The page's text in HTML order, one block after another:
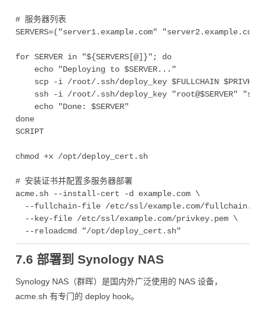
# 服务器列表
SERVERS=("server1.example.com"
for SERVER in "${SERVERS[@]}"; do
    echo "Deploying to $SERVER..."
scp -i /root/.ssh/deploy_key $FULLCHAIN
ssh -i /root/.ssh/deploy_key "root@$SERVER"
    echo "Done: $SERVER"
done
SCRIPT
chmod +x /opt/deploy_cert.sh
# 安装证书并配置多服务器部署
acme.sh --install-cert -d example.com \
--fullchain-file /etc/ssl/example.com/
  --key-file /etc/ssl/example.com/privkey.pem \
7.6 部署到 Synology NAS
Synology NAS（群晖）是国内外广泛使用的 NAS 设备，
acme.sh 有专门的 deploy hook。